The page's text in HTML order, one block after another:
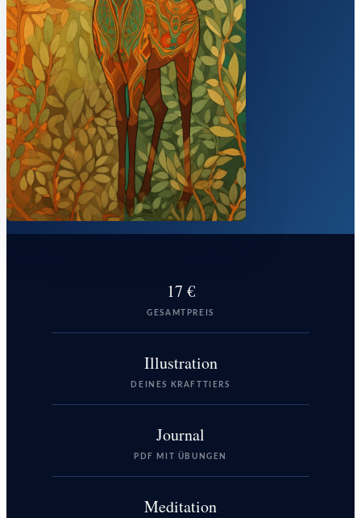
17 €
GESAMTPREIS
Illustration
DEINES KRAFTTIERS
Journal
PDF MIT ÜBUNGEN
Meditation